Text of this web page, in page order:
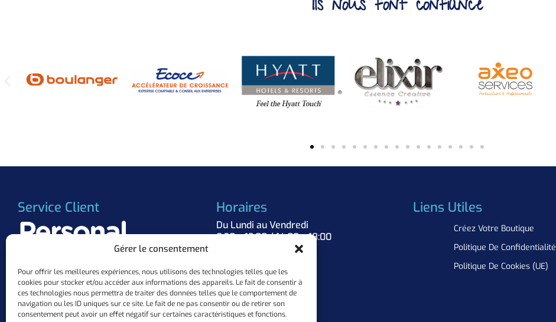
Gérer le consentement
Pour offrir les meilleures expériences, nous utilisons des technologies telles que les
cookies pour stocker et/ou accéder aux informations des appareils. Le fait de consentir à
ces technologies nous permettra de traiter des données telles que le comportement de
navigation ou les ID uniques sur ce site. Le fait de ne pas consentir ou de retirer son
consentement peut avoir un effet négatif sur certaines caractéristiques et fonctions.
Ils nous font confiance
Service Client
+33 (0)3.57.84.37.63
contact@personalflocker.com
10 ZAC Mermoz, 57155 Marly
Horaires
Du Lundi au Vendredi
8:30 – 12:00 / 14:00 – 18:00
Liens Utiles
Créez Votre Boutique
Politique De Confidentialité
Politique De Cookies (UE)